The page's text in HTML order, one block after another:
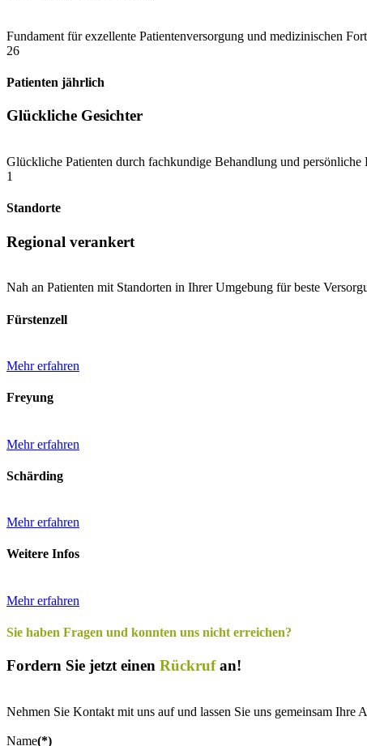
Fundament für exzellente Patientenversorgung und medizinischen
33
Patienten jährlich
Glückliche Gesichter
Glückliche Patienten durch fachkundige Behandlung und persönliche
1
Standorte
Regional verankert
Nah an Patienten mit Standorten in Ihrer Umgebung für beste
Fürstenzell
Mehr erfahren
Freyung
Mehr erfahren
Schärding
Mehr erfahren
Weitere Infos
Mehr erfahren
Sie haben Fragen und konnten uns nicht erreichen?
Fordern Sie jetzt einen Rückrufan!
Nehmen Sie Kontakt mit uns auf und lassen Sie uns gemeinsam Ihre
Name(*)